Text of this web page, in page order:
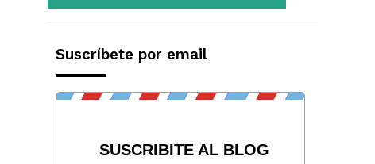
Suscríbete por email
SUSCRIBITE AL BLOG